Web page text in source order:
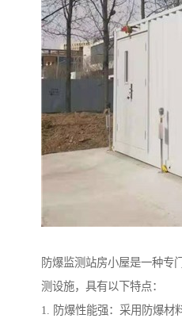
防爆监测站房小屋是一种专
测设施，具有以下特点：
1. 防爆性能强：采用防爆材